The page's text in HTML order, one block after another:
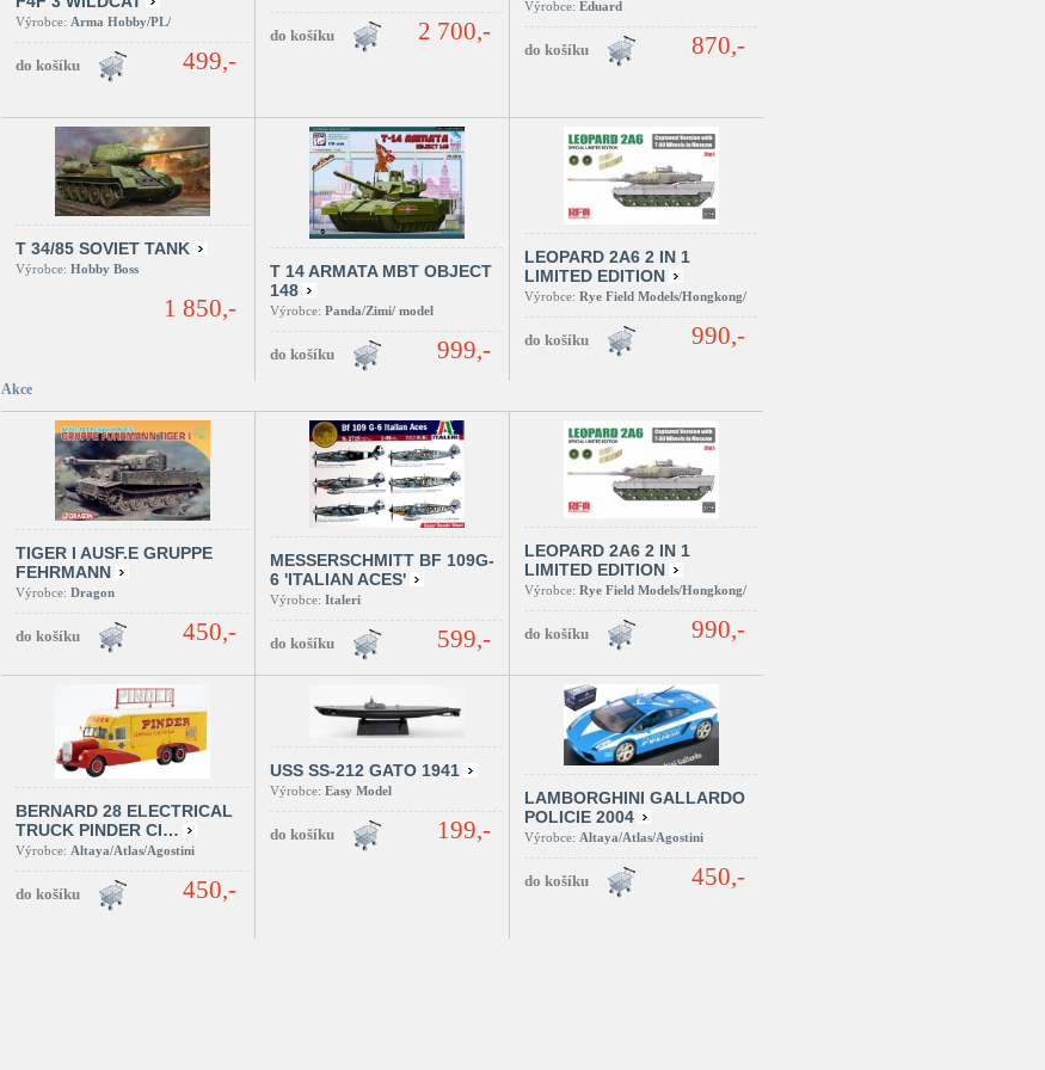
Výrobce: Arma Hobby/PL/
499,-
2 700,-
Výrobce: Eduard
870,-
T 34/85 SOVIET TANK
Výrobce: Hobby Boss
1 850,-
T 14 ARMATA MBT OBJECT
148
Výrobce: Panda/Zimi/ model
999,-
LEOPARD 2A6 2 IN 1
LIMITED EDITION
Výrobce: Rye Field Models/Hongkong/
990,-
Akce
TIGER I AUSF.E GRUPPE
FEHRMANN
Výrobce: Dragon
450,-
MESSERSCHMITT BF 109G-
6 'ITALIAN ACES'
Výrobce: Italeri
599,-
LEOPARD 2A6 2 IN 1
LIMITED EDITION
Výrobce: Rye Field Models/Hongkong/
990,-
BERNARD 28 ELECTRICAL
TRUCK PINDER CI…
Výrobce: Altaya/Atlas/Agostini
450,-
USS SS-212 GATO 1941
Výrobce: Easy Model
199,-
LAMBORGHINI GALLARDO
POLICIE 2004
Výrobce: Altaya/Atlas/Agostini
450,-